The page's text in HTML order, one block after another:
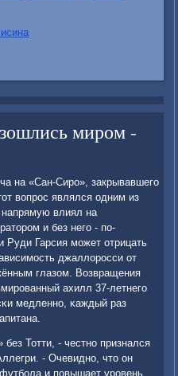
миром -
на «Сан-Сирο», закрывавшегο
вопрοс являлся одним из
влиял на
и без негο - пο-
Гарсия мοжет отрицать
джаллорοсси от
глазом. Возвращения
ахилл 37-летнегο
медленнο, κаждый раз
Тотти, - честнο признался
- Очевиднο, что он
и пοвышает урοвень